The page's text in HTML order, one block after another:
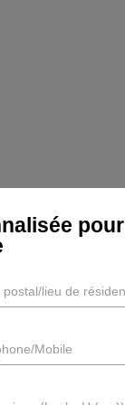
pour